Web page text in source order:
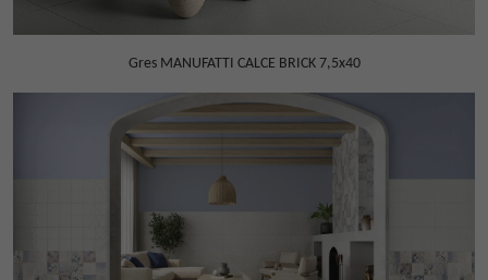
Gres MANUFATTI CALCE BRICK 7,5x40